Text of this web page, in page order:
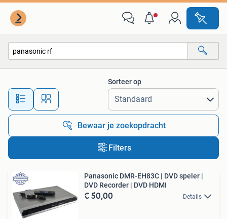
Alle afstanden…
Sorteer op
Bewaar je zoekopdracht
Filters
Panasonic DMR-EH83C | DVD speler |
DVD Recorder | DVD HDMI
€ 50,00 Details